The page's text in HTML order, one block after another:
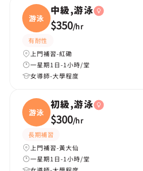
游泳
中級,游泳
$350/hr
有耐性
上門補習-紅磡
一星期1日-1小時/堂
女導師-大學程度
游泳
初級,游泳
$300/hr
長期補習
上門補習-黃大仙
一星期1日-1小時/堂